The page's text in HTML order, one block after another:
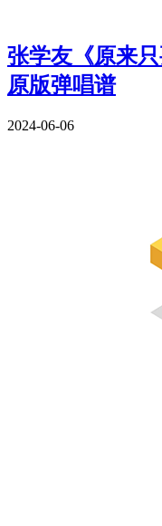
张学友《原来
原版弹唱谱
2024-06-06